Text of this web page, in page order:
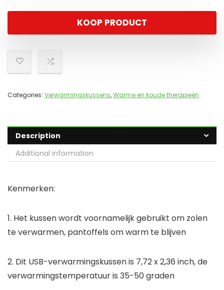
KOOP PRODUCT
Categories: Verwarmingskussens,Warme en koude therapieën
Description
Additional information
Kenmerken:
1. Het kussen wordt voornamelijk gebruikt om zolen
te verwarmen, pantoffels om warm te blijven
2. Dit USB-verwarmingskussen is 7,72 x 2,36 inch, de
verwarmingstemperatuur is 35-50 graden